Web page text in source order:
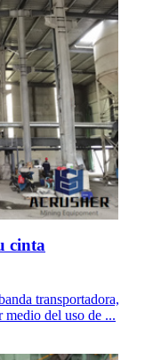
cinta
transportadora,
medio del uso de ...